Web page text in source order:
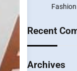
Recent
Archives